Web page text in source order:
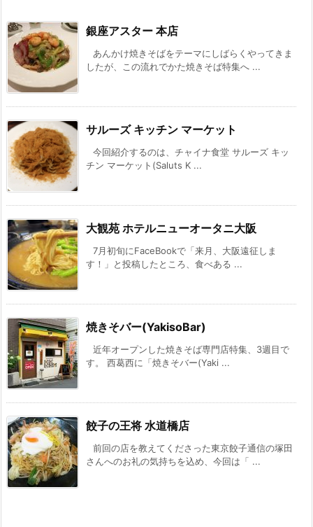
銀座アスター 本店
あんかけ焼きそばをテーマにしばらくやってきま
したが、この流れでかた焼きそば特集へ ...
サルーズ キッチン マーケット
今回紹介するのは、チャイナ食堂 サルーズ キッ
チン マーケット(Saluts K ...
大観苑 ホテルニューオータニ大阪
7月初旬にFaceBookで「来月、大阪遠征しま
す！」と投稿したところ、食べある ...
焼きそバー(YakisoBar)
近年オープンした焼きそば専門店特集、3週目で
す。 西葛西に「焼きそバー(Yaki ...
餃子の王将 水道橋店
前回の店を教えてくださった東京餃子通信の塚田
さんへのお礼の気持ちを込め、今回は「 ...